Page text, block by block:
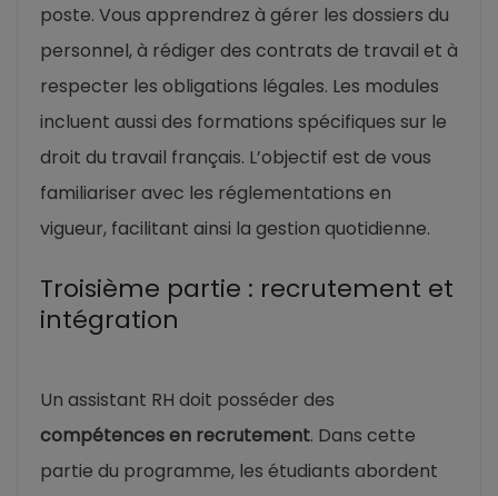
poste. Vous apprendrez à gérer les dossiers du
personnel, à rédiger des contrats de travail et à
respecter les obligations légales. Les modules
incluent aussi des formations spécifiques sur le
droit du travail français. L’objectif est de vous
familiariser avec les réglementations en
vigueur, facilitant ainsi la gestion quotidienne.
Troisième partie : recrutement et
intégration
Un assistant RH doit posséder des
compétences en recrutement. Dans cette
partie du programme, les étudiants abordent